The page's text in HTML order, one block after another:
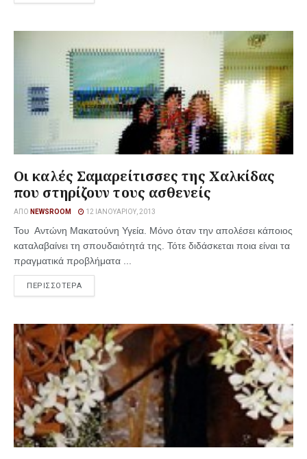
Οι καλές Σαμαρείτισσες της Χαλκίδας
που στηρίζουν τους ασθενείς
ΑΠΌ NEWSROOM 12 ΙΑΝΟΥΑΡΊΟΥ, 2013
Του Αντώνη Μακατούνη Υγεία. Μόνο όταν την απολέσει κάποιος
καταλαβαίνει τη σπουδαιότητά της. Τότε διδάσκεται ποια είναι τα
πραγματικά προβλήματα ...
ΠΕΡΙΣΣΟΤΕΡΑ